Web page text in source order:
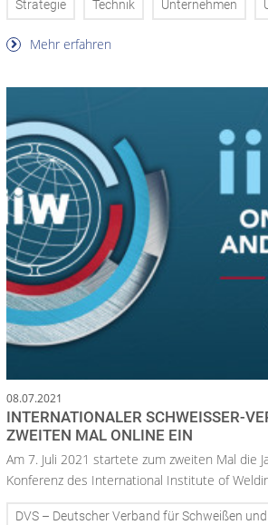
Strategie Technik Unternehmen
Mehr erfahren
08.07.2021
INTERNATIONALER SCHWEISSER-
WEITEN MAL ONLINE EIN
Am 7. Juli 2021 startete zum zweiten Mal die
Konferenz des International Institute of
DVS – Deutscher Verband für Schweißen